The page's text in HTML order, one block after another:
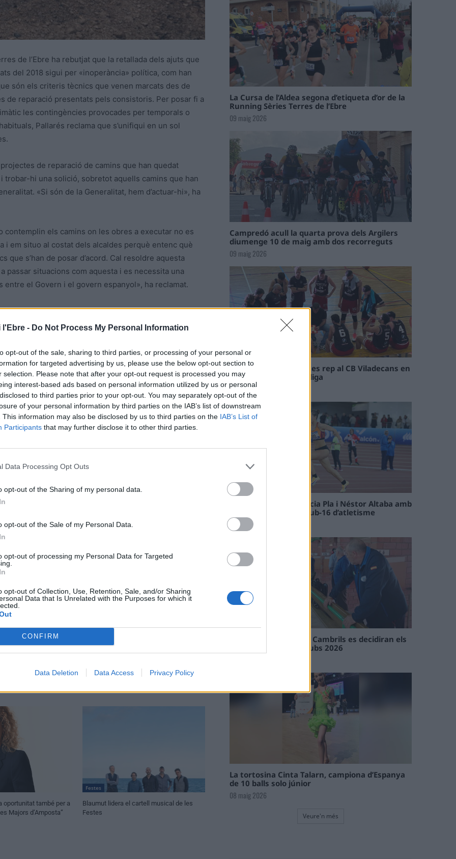
l'Ebre - Do Not Process My Personal Information
opt-out of the sale, sharing to third parties, or processing of your personal or
for targeted advertising by us, please use the below opt-out section to
selection. Please note that after your opt-out request is processed you may
interest-based ads based on personal information utilized by us or personal
to third parties prior to your opt-out. You may separately opt-out of the
of your personal information by third parties on the IAB’s list of downstream
This information may also be disclosed by us to third parties on the IAB’s List of
Participants that may further disclose it to other third parties.
Data Processing Opt Outs
opt-out of the Sharing of my personal data.
opt-out of the Sale of my Personal Data.
opt-out of processing my Personal Data for Targeted
opt-out of Collection, Use, Retention, Sale, and/or Sharing
Data that Is Unrelated with the Purposes for which it
CONFIRM
Data Deletion Data Access Privacy Policy
de l’Ebre ha rebutjat que la retallada dels ajuts que
del 2018 sigui per «inoperància» política, com han
són els criteris tècnics que venen marcats des de
de reparació presentats pels consistoris. Per posar fi a
les contingències provocades per temporals o
Pallarés reclama que s’unifiqui en un sol
de reparació de camins que han quedat
hi una solició, sobretot aquells camins que han
«Si són de la Generalitat, hem d’actuar-hi», ha
contemplin els camins on les obres a executar no es
i em situo al costat dels alcaldes perquè entenc què
s’han de posar d’acord. Cal resoldre aquesta
passar situacions com aquesta i es necessita una
el Govern i el govern espanyol», ha reclamat.
proposar des del territori arran del temporal Gloria,
de la ciutadania» davant de les contingències
sol Departament, amb prou dotació econòmica i amb
espanyol sigui el responsable, que actuï», ha
s’apliquen a Catalunya són els mateixos que a
diners, cal discutir a Madrid perquè això es modifiqui.
del govern espanyol, avui és un problema tècnic
oportunitat també per a
Majors d’Amposta”
Festes
Blaumut lidera el cartell musical de les
Festes
La Cursa de l’Aldea segona d’etiqueta d’or de la
Running Sèries Terres de l’Ebre
09 maig 2026
Campredó acull la quarta prova dels Argilers
diumenge 10 de maig amb dos recorreguts
09 maig 2026
El Cantaires amb baixes rep al CB Viladecans en
el tram decisiu de la lliga
09 maig 2026
Paula Sintorres, Patrícia Pla i Néstor Altaba amb
la selecció catalana sub-16 d’atletisme
08 maig 2026
En les tirades de Flix i Cambrils es decidiran els
campions de l’Interclubs 2026
La tortosina Cinta Talarn, campiona d’Espanya
de 10 balls solo júnior
08 maig 2026
Veure'n més